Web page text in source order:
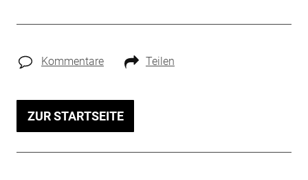
Kommentare Teilen
ZUR STARTSEITE